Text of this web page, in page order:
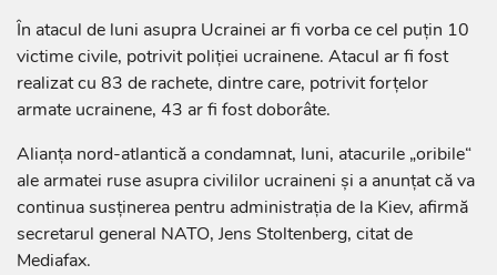
În atacul de luni asupra Ucrainei ar fi vorba ce cel puţin 10
victime civile, potrivit poliţiei ucrainene. Atacul ar fi fost
realizat cu 83 de rachete, dintre care, potrivit forţelor
armate ucrainene, 43 ar fi fost doborâte.
Alianţa nord-atlantică a condamnat, luni, atacurile „oribile“
ale armatei ruse asupra civililor ucraineni şi a anunţat că va
continua susţinerea pentru administraţia de la Kiev, afirmă
secretarul general NATO, Jens Stoltenberg, citat de
Mediafax.